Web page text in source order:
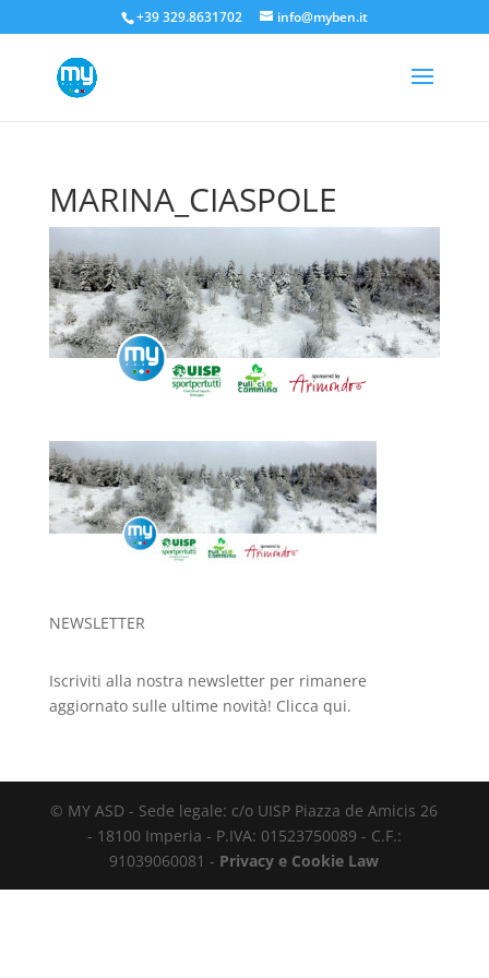
+39 329.8631702 info@myben.it
MARINA_CIASPOLE
NEWSLETTER
Iscriviti alla nostra newsletter per rimanere
aggiornato sulle ultime novità! Clicca qui.
© MY ASD - Sede legale: c/o UISP Piazza de Amicis 26
- 18100 Imperia - P.IVA: 01523750089 - C.F.:
91039060081 - Privacy e Cookie Law